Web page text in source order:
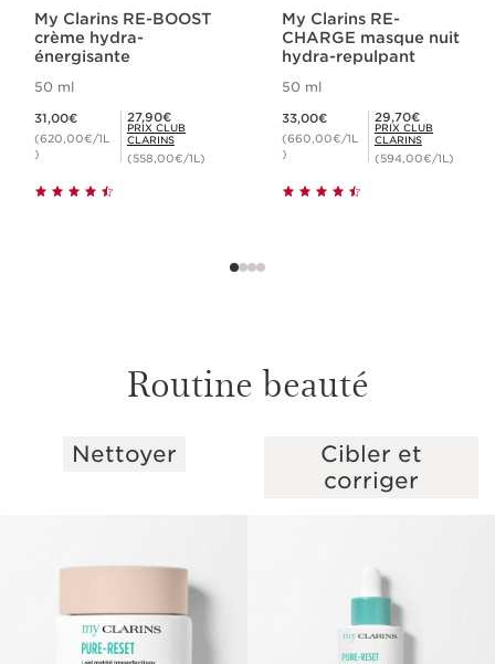
My Clarins RE-BOOST
crème hydra-
énergisante
50 ml
31,00€
(620,00€/1L
)
Prix Club Clarins 27,90€
27,90€
PRIX CLUB
CLARINS
(558,00€/1L)
My Clarins RE-
CHARGE masque nuit
hydra-repulpant
50 ml
33,00€
(660,00€/1L
)
Prix Club Clarins 29,70€
29,70€
PRIX CLUB
CLARINS
(594,00€/1L)
Routine beauté
ALLER AU CONTENU
Nettoyer
Cibler et
corriger